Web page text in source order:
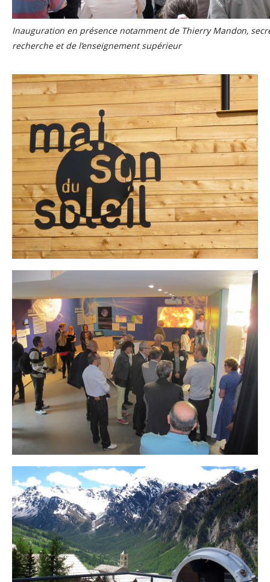
Inauguration en présence notamment de Thierry Mandon,
recherche et de l’enseignement supérieur